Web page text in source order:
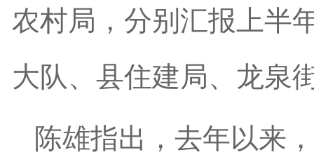
农村局，分别汇报上半
大队、县住建局、龙泉
陈雄指出，去年以来